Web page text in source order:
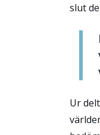
slut
Ur